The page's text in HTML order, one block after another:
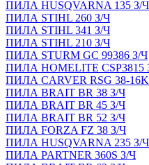
ПИЛА HUSQVARNA 135 З/Ч
ПИЛА STIHL 260 З/Ч
ПИЛА STIHL 341 З/Ч
ПИЛА STIHL 210 З/Ч
ПИЛА STURM GC 99386 З/Ч
ПИЛА HOMELITE CSP3815
ПИЛА CARVER RSG 38-
ПИЛА BRAIT BR 38 З/Ч
ПИЛА BRAIT BR 45 З/Ч
ПИЛА BRAIT BR 52 З/Ч
ПИЛА FORZA FZ 38 З/Ч
ПИЛА HUSQVARNA 235 З/Ч
ПИЛА PARTNER 360S З/Ч